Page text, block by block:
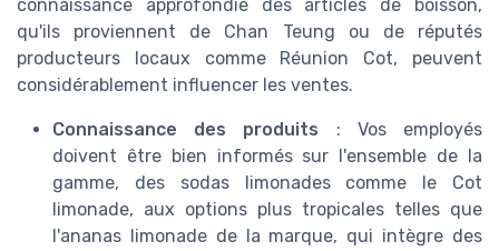
connaissance approfondie des articles de boisson,
qu'ils proviennent de Chan Teung ou de réputés
producteurs locaux comme Réunion Cot, peuvent
considérablement influencer les ventes.
Connaissance des produits : Vos employés
doivent être bien informés sur l'ensemble de la
gamme, des sodas limonades comme le Cot
limonade, aux options plus tropicales telles que
l'ananas limonade de la marque, qui intègre des